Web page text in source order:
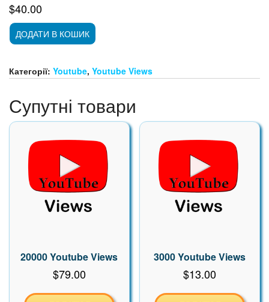
$40.00
10000
Youtube
ДОДАТИ В КОШИК
Категорії: Youtube, Youtube Views
Супутні товари
20000 Youtube Views
$79.00
3000 Youtube Views
$13.00